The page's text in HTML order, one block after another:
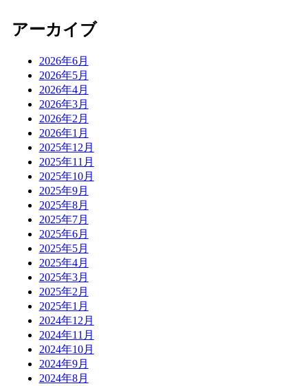
アーカイブ
2026年6月
2026年5月
2026年4月
2026年3月
2026年2月
2026年1月
2025年12月
2025年11月
2025年10月
2025年9月
2025年8月
2025年7月
2025年6月
2025年5月
2025年4月
2025年3月
2025年2月
2025年1月
2024年12月
2024年11月
2024年10月
2024年9月
2024年8月